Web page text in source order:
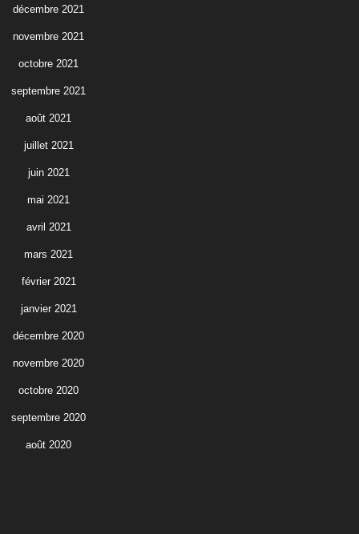
décembre 2021
novembre 2021
octobre 2021
septembre 2021
août 2021
juillet 2021
juin 2021
mai 2021
avril 2021
mars 2021
février 2021
janvier 2021
décembre 2020
novembre 2020
octobre 2020
septembre 2020
août 2020